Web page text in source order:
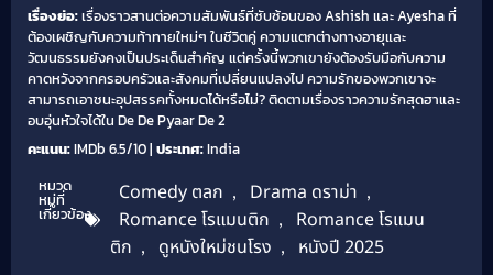
เรื่องย่อ:เรื่องราวสานต่อความสัมพันธ์ที่ซับซ้อนของ Ashish และ Ayesha ที่
ต้องเผชิญกับความท้าทายใหม่ๆ ในชีวิตคู่ ความแตกต่างทางอายุและ
วัฒนธรรมยังคงเป็นประเด็นสำคัญ แต่ครั้งนี้พวกเขายังต้องรับมือกับความ
คาดหวังจากครอบครัวและสังคมที่เปลี่ยนแปลงไป ความรักของพวกเขาจะ
สามารถเอาชนะอุปสรรคทั้งหมดได้หรือไม่? ติดตามเรื่องราวความรักสุดฮาและ
อบอุ่นหัวใจได้ใน De De Pyaar De 2
คะแนน:IMDb 6.5/10 | ประเทศ:India
หมวด
หมู่ที่
เกี่ยวข้อง
Comedy ตลก , Drama ดราม่า ,
Romance โรแมนติก ,
Romance โรแมน
ติก , ดูหนังใหม่ชนโรง , หนังปี 2025